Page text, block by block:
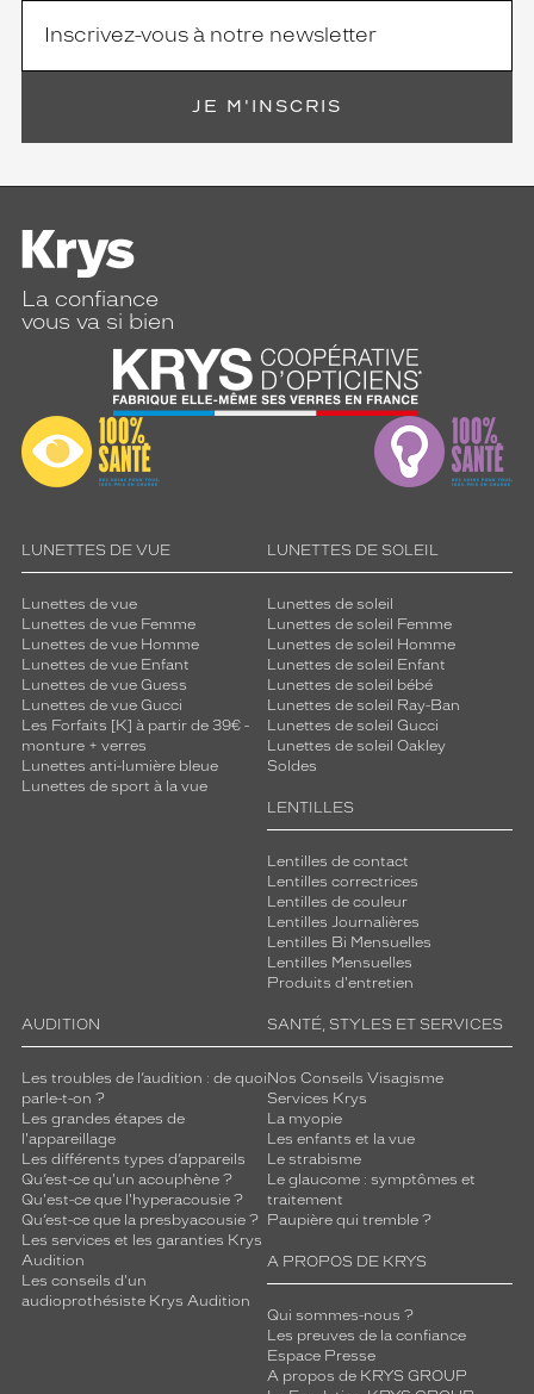
JE M'INSCRIS
La confiance
vous va si bien
LUNETTES DE VUE
Lunettes de vue
Lunettes de vue Femme
Lunettes de vue Homme
Lunettes de vue Enfant
Lunettes de vue Guess
Lunettes de vue Gucci
Les Forfaits [K] à partir de 39€ -
monture + verres
Lunettes anti-lumière bleue
Lunettes de sport à la vue
LUNETTES DE SOLEIL
Lunettes de soleil
Lunettes de soleil Femme
Lunettes de soleil Homme
Lunettes de soleil Enfant
Lunettes de soleil bébé
Lunettes de soleil Ray-Ban
Lunettes de soleil Gucci
Lunettes de soleil Oakley
Soldes
LENTILLES
Lentilles de contact
Lentilles correctrices
Lentilles de couleur
Lentilles Journalières
Lentilles Bi Mensuelles
Lentilles Mensuelles
Produits d'entretien
AUDITION
Les troubles de l’audition : de quoi
parle-t-on ?
Les grandes étapes de
l'appareillage
Les différents types d’appareils
Qu’est-ce qu'un acouphène ?
Qu'est-ce que l'hyperacousie ?
Qu’est-ce que la presbyacousie ?
Les services et les garanties Krys
Audition
Les conseils d'un
audioprothésiste Krys Audition
SANTÉ, STYLES ET SERVICES
Nos Conseils Visagisme
Services Krys
La myopie
Les enfants et la vue
Le strabisme
Le glaucome : symptômes et
traitement
Paupière qui tremble ?
A PROPOS DE KRYS
Qui sommes-nous ?
Les preuves de la confiance
Espace Presse
A propos de KRYS GROUP